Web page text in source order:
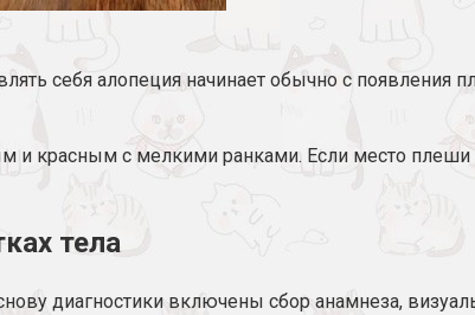
себя алопеция начинает обычно с появления
с мелкими ранками. Если место плеши у
тела
диагностики включены сбор анамнеза,